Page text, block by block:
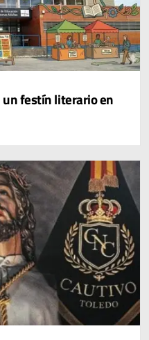
un festín literario en